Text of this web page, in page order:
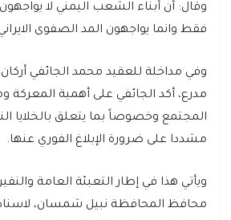
وقال: أن أبناء الشعب اليمني لا
فقط وانما يواجهون المد الصفوى
مدرع، أكد الجائفي على أهمية المعركة
المجتمع وخصوصاً بما يتعلق بالخلايا
مشددا على ضرورة الإبلاغ الفوري عنها.
ويأتي هذا في إطار التعبئة العامة
محافظ المحافظة نبيل شمسان،